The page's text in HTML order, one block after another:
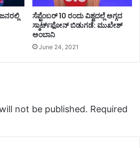
ಸೆಪ್ಟೆಂಬರ್‌‌ 10 ರಂದು ವಿಶ್ವದಲ್ಲೆ ಅಗ್ಗದ
ಸ್ಮಾರ್ಟ್‌ಫೋನ್‌‌ ಬಿಡುಗಡೆ: ಮುಖೇಶ್‌
ಅಂಬಾನಿ
June 24, 2021
not be published. Required